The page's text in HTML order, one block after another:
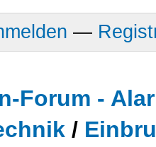
—
Forum -
/